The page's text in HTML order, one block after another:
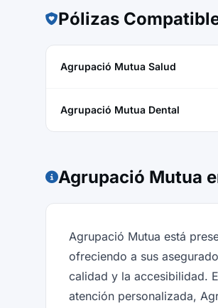
Pólizas
Agrupació Mutua Salud
Agrupació Mutua Dental
Agrupació Mutua
Agrupació Mutua está
ofreciendo a sus
calidad y la accesibilidad.
atención personalizada,